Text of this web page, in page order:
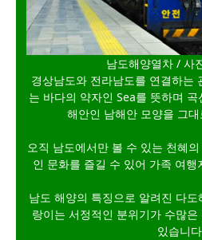
남도해양열차 / 사
경상남도와 전라남도를 연결하는
는 바다의 약자인 Sea를 뜻하며
해안인 남해안 모양을 그
오직 남도에서만 볼 수 있는 천혜
인 문화를 즐길 수 있어 가족 여
남도 해양의 특징으로 알려진 다
랑이는 서정적인 분위기가 수많
있습니